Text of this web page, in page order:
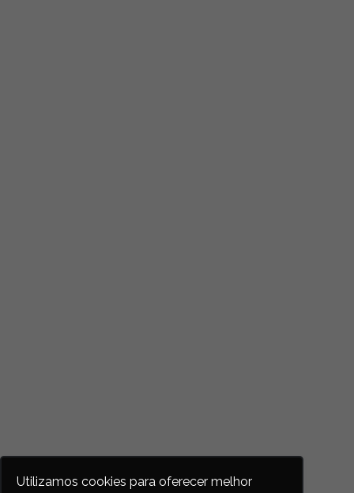
Utilizamos cookies para oferecer melhor